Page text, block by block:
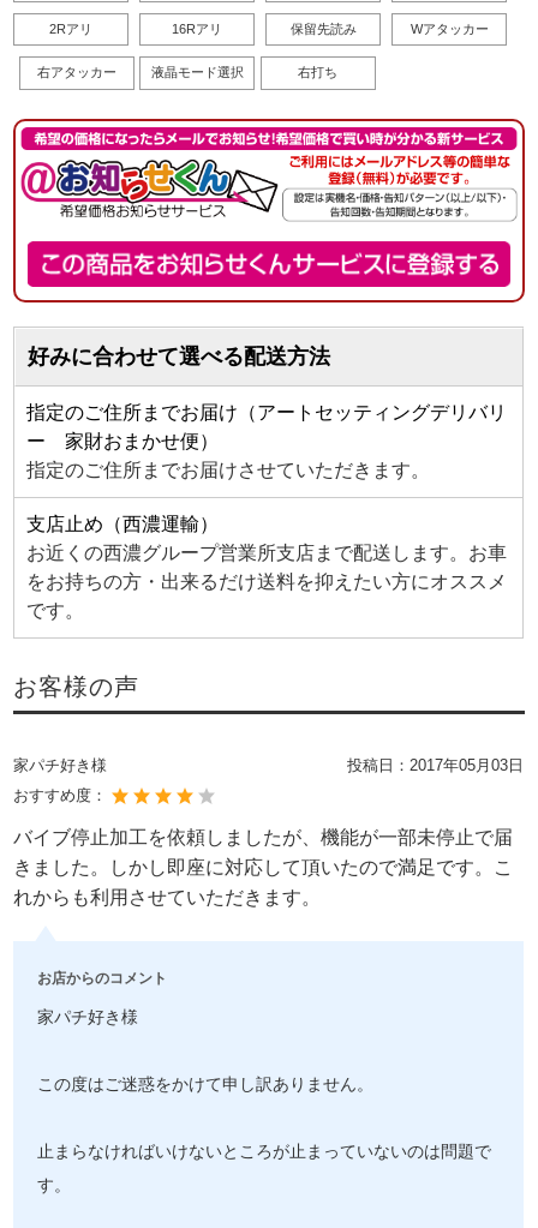
2Rアリ 16Rアリ 保留先読み Wアタッカー
右アタッカー 液晶モード選択 右打ち
好みに合わせて選べる配送方法
指定のご住所までお届け（アートセッティングデリバリ
ー 家財おまかせ便）
指定のご住所までお届けさせていただきます。
支店止め（西濃運輸）
お近くの西濃グループ営業所支店まで配送します。お車
をお持ちの方・出来るだけ送料を抑えたい方にオススメ
です。
お客様の声
家パチ好き様 投稿日：2017年05月03日
おすすめ度：
バイブ停止加工を依頼しましたが、機能が一部未停止で届
きました。しかし即座に対応して頂いたので満足です。こ
れからも利用させていただきます。
お店からのコメント
家パチ好き様
この度はご迷惑をかけて申し訳ありません。
止まらなければいけないところが止まっていないのは問題で
す。